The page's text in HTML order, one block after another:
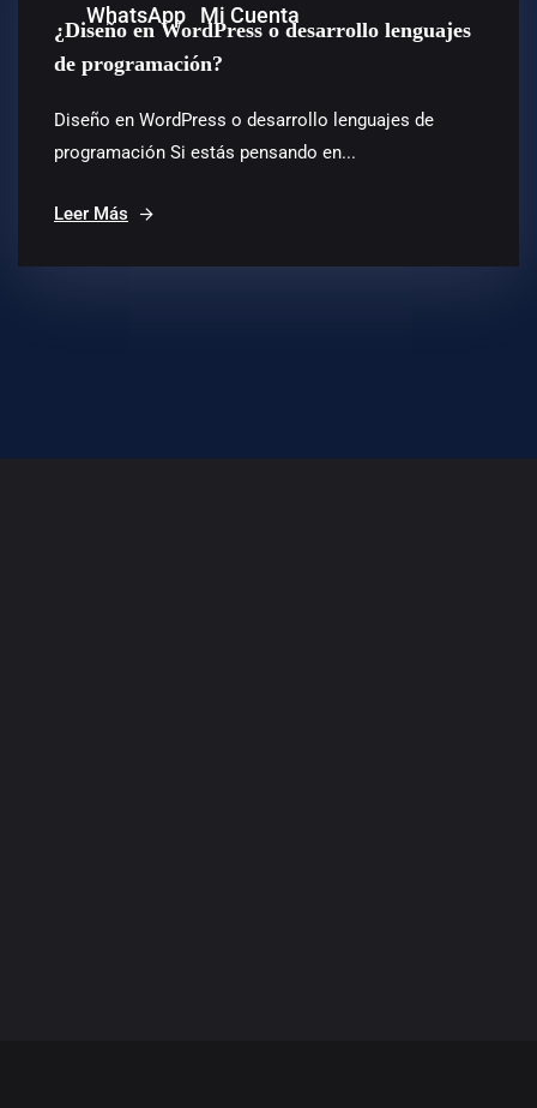
WhatsApp Mi Cuenta
¿Diseño en WordPress o desarrollo lenguajes
de programación?
Diseño en WordPress o desarrollo lenguajes de
programación Si estás pensando en...
Leer Más